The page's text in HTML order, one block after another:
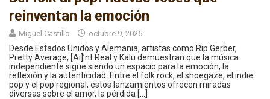
reinventan la emoción
Miguel Castillo octubre 9, 2025
Desde Estados Unidos y Alemania, artistas como Rip Gerber,
Pretty Average, [Ai]’nt Real y Kalu demuestran que la música
independiente sigue siendo un espacio para la emoción, la
reflexión y la autenticidad. Entre el folk rock, el shoegaze, el indie
pop y el pop regional, estos lanzamientos ofrecen miradas
diversas sobre el amor, la pérdida […]